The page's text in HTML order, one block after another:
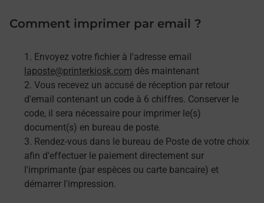
Comment imprimer par email ?
Envoyez votre fichier à l'adresse email
laposte@printerkiosk.com dès maintenant
Vous recevez un accusé de réception par retour
d'email contenant un code à 6 chiffres. Conserver le
code, il sera nécessaire pour imprimer le(s)
document(s) en bureau de poste.
Rendez-vous dans le bureau de Poste de votre choix
afin d'effectuer le paiement directement sur
l'imprimante (par espèces ou carte bancaire) et
démarrer l'impression.